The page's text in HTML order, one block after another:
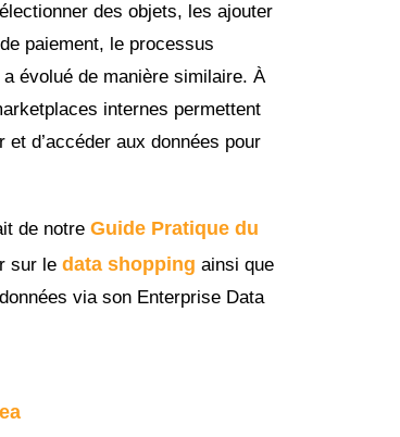
des objets, les ajouter
paiement, le processus
évolué de manière similaire. À
internes permettent
d’accéder aux données pour
de notre Guide Pratique du
sur le data shopping ainsi que
via son Enterprise Data